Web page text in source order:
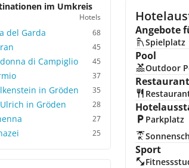
im Umkreis
Hotels
del Garda 68
45
di Campiglio 45
37
in Gröden 35
in Gröden 28
27
25
Angebote
Spielplatz
Pool
Outdoor
Restaurant
Parkplatz
Sport